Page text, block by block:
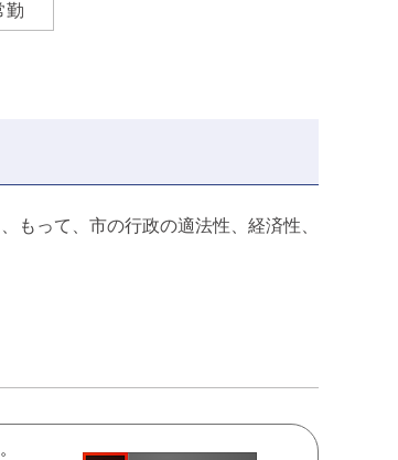
勤
って、市の行政の適法性、経済性、